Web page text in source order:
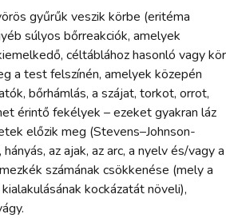
gyűrűk veszik körbe (eritéma
súlyos bőrreakciók, amelyek
céltáblához hasonló vagy kör
a test felszínén, amelyek közepén
bőrhámlás, a szájat, torkot, orrot,
érintő fekélyek – ezeket gyakran láz
előzik meg (Stevens–Johnson-
az ajak, az arc, a nyelv és/vagy a
számának csökkenése (mely a
kockázatát növeli),